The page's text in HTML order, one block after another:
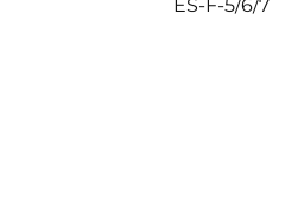
ES-F-5/6/7